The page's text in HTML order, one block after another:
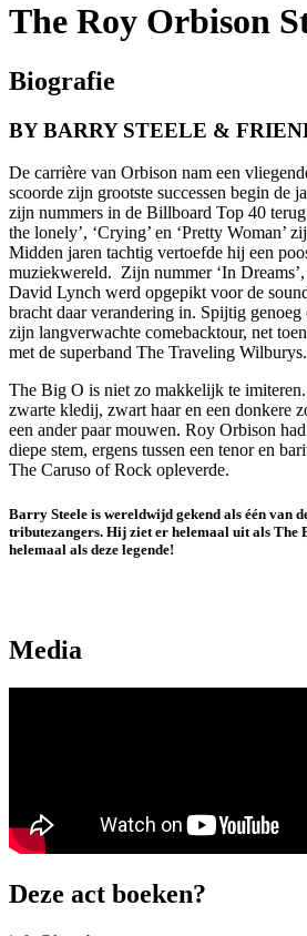
The Roy Orbison
Biografie
BY BARRY STEELE &
De carrière van Orbison nam een
scoorde zijn grootste successen begin de
zijn nummers in de Billboard Top 40
the lonely’, ‘Crying’ en ‘Pretty Woman’
Midden jaren tachtig vertoefde hij een
muziekwereld. Zijn nummer ‘In
David Lynch werd opgepikt voor de
bracht daar verandering in. Spijtig
zijn langverwachte comebacktour, net
met de superband The Traveling Wilburys.
The Big O is niet zo makkelijk te
zwarte kledij, zwart haar en een donkere
een ander paar mouwen. Roy Orbison
diepe stem, ergens tussen een tenor en
The Caruso of Rock opleverde.
Barry Steele is wereldwijd gekend als één van
tributezangers. Hij ziet er helemaal uit als The
helemaal als deze legende!
Media
Deze act boeken?